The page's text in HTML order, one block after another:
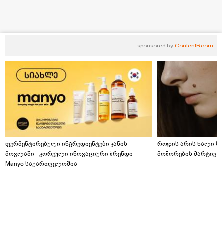
sponsored by ContentRoom
ფერმენტირებული ინგრედიენტები კანის
მოვლაში - კორეული ინოვაციური ბრენდი
Manyo საქართველოშია
როდის არის ხალი
მოშორების